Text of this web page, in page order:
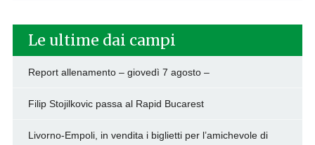
Le ultime dai campi
Report allenamento – giovedì 7 agosto –
Filip Stojilkovic passa al Rapid Bucarest
Livorno-Empoli, in vendita i biglietti per l’amichevole di